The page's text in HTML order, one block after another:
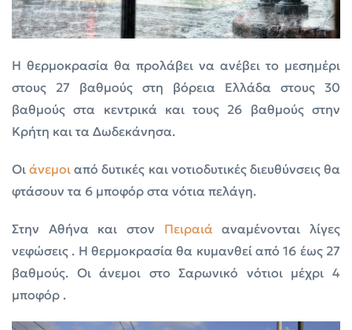
Η θερμοκρασία θα προλάβει να ανέβει το μεσημέρι
στους 27 βαθμούς στη βόρεια Ελλάδα στους 30
βαθμούς στα κεντρικά και τους 26 βαθμούς στην
Κρήτη και τα Δωδεκάνησα.
Οιάνεμοι από δυτικές και νοτιοδυτικές διευθύνσεις θα
φτάσουν τα 6 μποφόρ στα νότια πελάγη.
Στην Αθήνα και στον Πειραιάαναμένονται λίγες
νεφώσεις . Η θερμοκρασία θα κυμανθεί από 16 έως 27
βαθμούς. Οι άνεμοι στο Σαρωνικό νότιοι μέχρι 4
μποφόρ .